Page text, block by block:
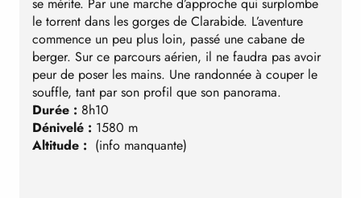
le torrent dans les gorges de Clarabide. L’aventure
commence un peu plus loin, passé une cabane de
berger. Sur ce parcours aérien, il ne faudra pas avoir
peur de poser les mains. Une randonnée à couper le
souffle, tant par son profil que son panorama.
Durée : 8h10
Dénivelé : 1580 m
Altitude : (info manquante)